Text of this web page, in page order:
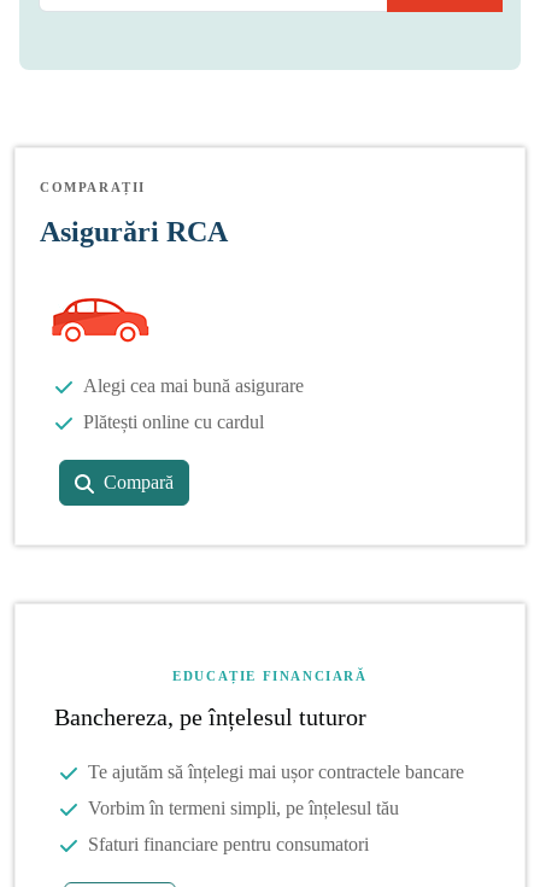
COMPARAȚII
Asigurări RCA
Alegi cea mai bună asigurare
Plătești online cu cardul
Compară
EDUCAȚIE FINANCIARĂ
Banchereza, pe înțelesul tuturor
Te ajutăm să înțelegi mai ușor contractele bancare
Vorbim în termeni simpli, pe înțelesul tău
Sfaturi financiare pentru consumatori